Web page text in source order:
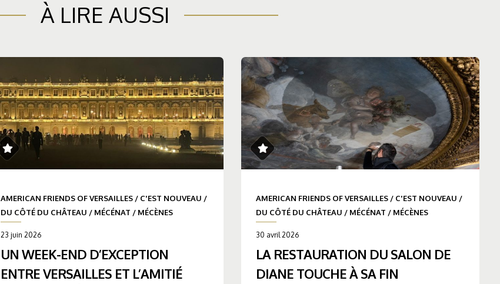
À LIRE AUSSI
AMERICAN FRIENDS OF VERSAILLES/ C'EST NOUVEAU /
DU CÔTÉ DU CHÂTEAU / MÉCÉNAT / MÉCÈNES
23 juin 2026
UN WEEK-END D’EXCEPTION
ENTRE VERSAILLES ET L’AMITIÉ
AMERICAN FRIENDS OF VERSAILLES / C'EST NOUVEAU /
DU CÔTÉ DU CHÂTEAU / MÉCÉNAT / MÉCÈNES
30 avril 2026
LA RESTAURATION DU SALON DE
DIANE TOUCHE À SA FIN